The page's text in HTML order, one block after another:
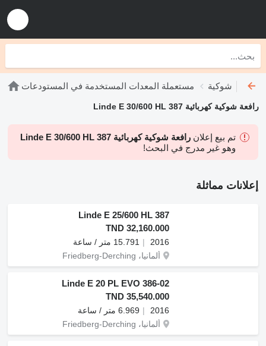
مستعملة المعدات المستخدمة في المستودعات رافعات شوكية
رافعة شوكية كهربائية Linde E 30/600 HL 387
تم بيع إعلان رافعة شوكية كهربائية Linde E 30/600 HL 387
وهو غير مدرج في البحث!
إعلانات مماثلة
Linde E 25/600 HL 387
TND 32,160.000
2016
15.791 متر / ساعة
ألمانيا، Friedberg-Derching
Linde E 20 PL EVO 386-02
TND 35,540.000
2016
6.969 متر / ساعة
ألمانيا، Friedberg-Derching